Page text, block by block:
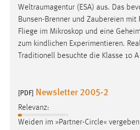
Weltraumagentur (ESA) aus. Das
Bunsen-Brenner und Zaubereien mit
Fliege im Mikroskop und eine
zum kindlichen Experimentieren.
Traditionell besuchte die Klasse 10
[PDF] Newsletter 2005-2
Relevanz:
Weiden im »Partner-Circle«